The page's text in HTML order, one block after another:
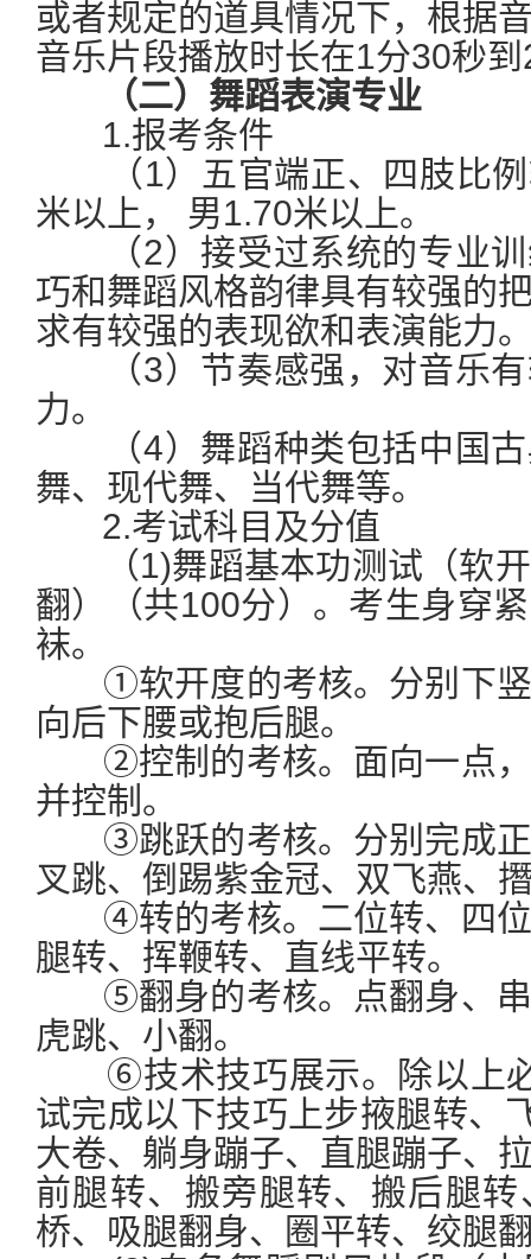
或者规定的道具情况下，根据
音乐片段播放时长在1分30秒
（二）舞蹈表演专业
1.报考条件
（1）五官端正、四肢比例
米以上， 男1.70米以上。
（2）接受过系统的专业训
巧和舞蹈风格韵律具有较强的
求有较强的表现欲和表演能力
（3）节奏感强，对音乐有
力。
（4）舞蹈种类包括中国古
舞、现代舞、当代舞等。
2.考试科目及分值
（1)舞蹈基本功测试（软开
翻）（共100分）。考生身穿
袜。
①软开度的考核。分别下竖
向后下腰或抱后腿。
②控制的考核。面向一点，
并控制。
③跳跃的考核。分别完成正
叉跳、倒踢紫金冠、双飞燕、
④转的考核。二位转、四位
腿转、挥鞭转、直线平转。
⑤翻身的考核。点翻身、串
虎跳、小翻。
⑥技术技巧展示。除以上必
试完成以下技巧上步掖腿转、
大卷、躺身蹦子、直腿蹦子、
前腿转、搬旁腿转、搬后腿
桥、吸腿翻身、圈平转、绞腿